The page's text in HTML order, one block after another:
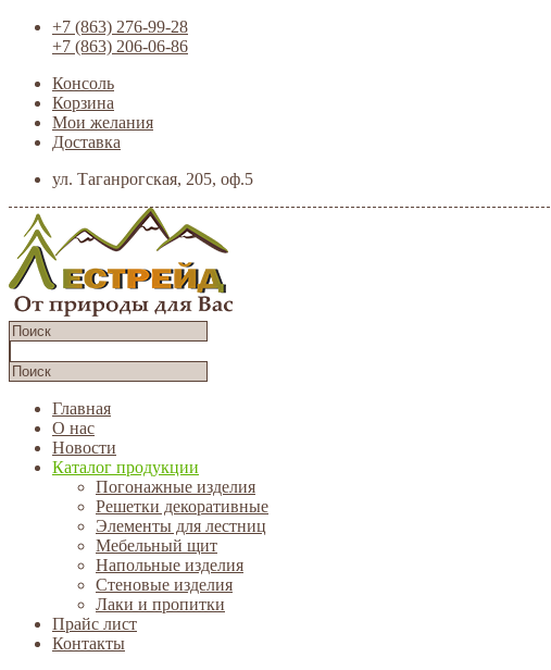
+7 (863) 276-99-28
+7 (863) 206-06-86
Консоль
Корзина
Мои желания
Доставка
ул. Таганрогская, 205, оф.5
Главная
О нас
Новости
Каталог продукции
Погонажные изделия
Решетки декоративные
Элементы для лестниц
Мебельный щит
Напольные изделия
Стеновые изделия
Лаки и пропитки
Прайс лист
Контакты